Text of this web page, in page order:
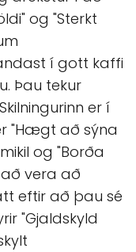
og "Sterkt
í gott kaffi
Þau tekur
er í
"Hægt að sýna
og "Borða
vera að
eftir að þau sé
"Gjaldskyld